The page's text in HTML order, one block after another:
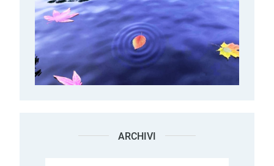
ARCHIVI Archivi